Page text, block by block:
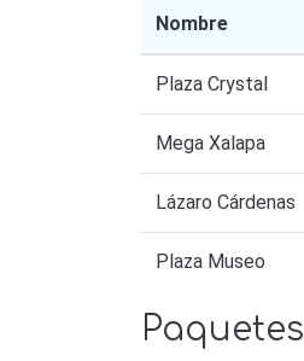
Nombre
Plaza Crystal
Mega Xalapa
Lázaro Cárdenas
Plaza Museo